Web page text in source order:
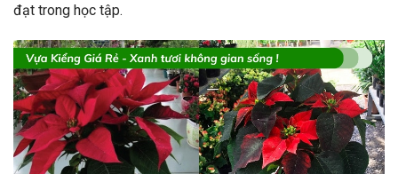
đạt trong học tập.